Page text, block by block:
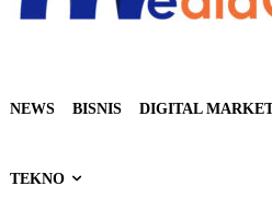
NEWS BISNIS DIGITAL
TEKNO